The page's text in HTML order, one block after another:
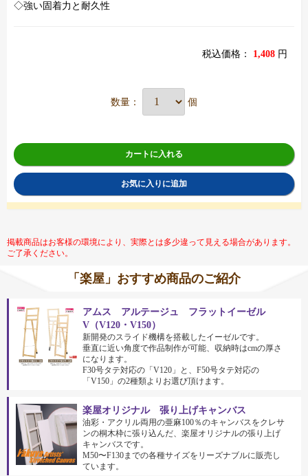
◇強い固着力と耐久性
税込価格： 1,408 円
数量： 個
カートに入れる
お気に入りに追加
掲載商品はお客様の環境により、実際とは多少違って見える場合があります。
ご了承ください。
「楽屋」おすすめ商品のご紹介
アムス アルテージュ フラットイーゼル
V（V120・V150）
新開発のスライド機構を搭載したイーゼルです。
垂直に近い角度で作品制作が可能、収納時はcmの厚さ
になります。
F30号タテ対応の「V120」と、F50号タテ対応の
「V150」の2種類よりお選び頂けます。
楽屋オリジナル 張り上げキャンバス
油彩・アクリル両用の亜麻100％のキャンバスをクレサ
ンの桐木枠に張り込んだ、楽屋オリジナルの張り上げ
キャンバスです。
M50〜F130までの各種サイズをリーズナブルに販売し
ています。